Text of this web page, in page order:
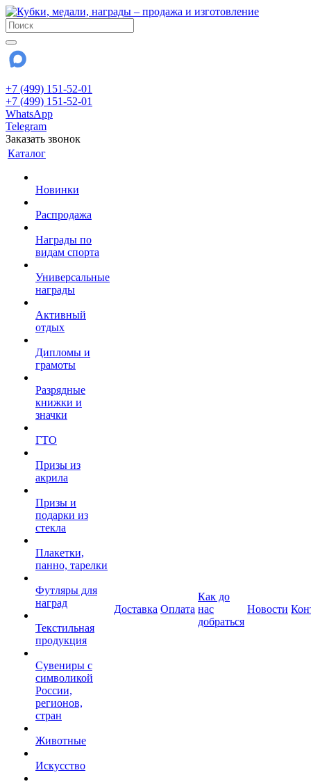
+7 (499) 151-52-01
+7 (499) 151-52-01
WhatsApp
Telegram
Заказать звонок
Каталог
Новинки
Распродажа
Награды по
видам спорта
Универсальные
награды
Активный
отдых
Дипломы и
грамоты
Разрядные
книжки и
значки
ГТО
Призы из
акрила
Призы и
подарки из
стекла
Плакетки,
панно, тарелки
Футляры для
наград
Текстильная
продукция
Сувениры с
символикой
России,
регионов,
стран
Животные
Искусство
Доставка Оплата
Как до
нас
добраться
Новости